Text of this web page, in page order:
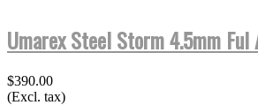
Umarex Steel Storm 4.5mm
$390.00
(Excl. tax)